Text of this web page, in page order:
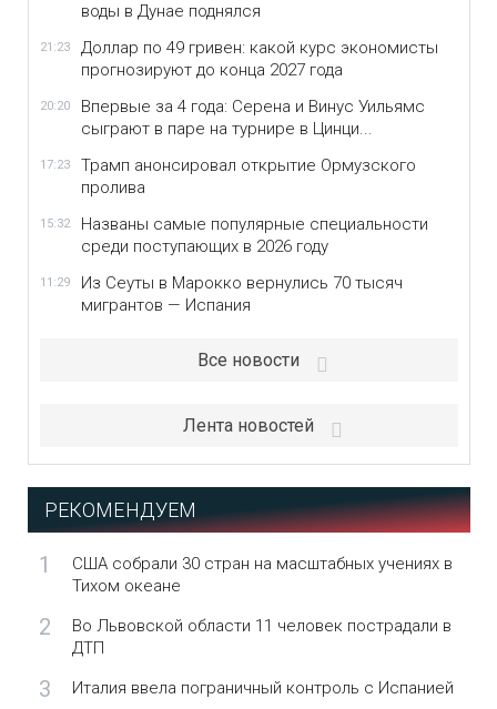
воды в Дунае поднялся
21:23
Доллар по 49 гривен: какой курс экономисты
прогнозируют до конца 2027 года
20:20
Впервые за 4 года: Серена и Винус Уильямс
сыграют в паре на турнире в Цинци...
17:23
Трамп анонсировал открытие Ормузского
пролива
15:32
Названы самые популярные специальности
среди поступающих в 2026 году
11:29
Из Сеуты в Марокко вернулись 70 тысяч
мигрантов — Испания
Все новости
Лента новостей
РЕКОМЕНДУЕМ
1
США собрали 30 стран на масштабных учениях в
Тихом океане
2
Во Львовской области 11 человек пострадали в
ДТП
3 Италия ввела пограничный контроль с Испанией